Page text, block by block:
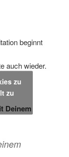
beginnt
auch wieder.
zu
zu
Deinem